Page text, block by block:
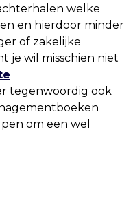
welke
en hierdoor minder
of zakelijke
je wil misschien niet
tegenwoordig ook
om een wel